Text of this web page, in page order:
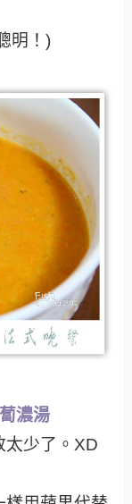
明！)
濃湯
太少了。XD